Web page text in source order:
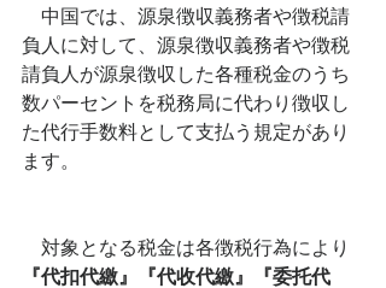
中国では、源泉徴収義務者や徴税請
負人に対して、源泉徴収義務者や徴税
請負人が源泉徴収した各種税金のうち
数パーセントを税務局に代わり徴収し
た代行手数料として支払う規定があり
ます。
対象となる税金は各徴税行為により
『代扣代繳』『代收代繳』『委托代